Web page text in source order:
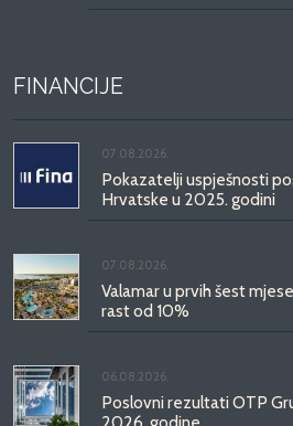
FINANCIJE
07.08.2026.
Pokazatelji uspješnosti
Hrvatske u 2025. godini
07.08.2026.
Valamar u prvih šest
rast od 10%
06.08.2026.
Poslovni rezultati OTP